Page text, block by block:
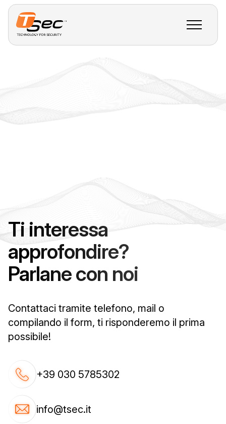
Ti interessa
approfondire?
Parlane con noi
Contattaci tramite telefono, mail o
compilando il form, ti risponderemo il prima
possibile!
+39 030 5785302
info@tsec.it